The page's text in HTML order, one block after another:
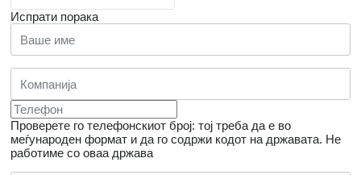
Испрати порака
Проверете го телефонскиот број: тој треба да е во
меѓународен формат и да го содржи кодот на државата. Не
работиме со оваа држава